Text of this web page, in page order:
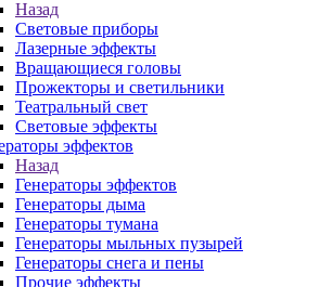
Назад
Световые приборы
Лазерные эффекты
Вращающиеся головы
Прожекторы и светильники
Театральный свет
Световые эффекты
эффектов
Назад
Генераторы эффектов
Генераторы дыма
Генераторы тумана
Генераторы мыльных пузырей
Генераторы снега и пены
Прочие эффекты